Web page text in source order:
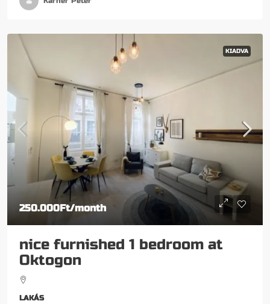
KIADVA
250.000Ft/month
nice furnished 1 bedroom at
Oktogon
LAKÁS